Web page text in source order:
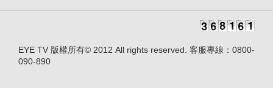
EYE TV 版權所有© 2012 All rights reserved. 客服專線：0800-
090-890